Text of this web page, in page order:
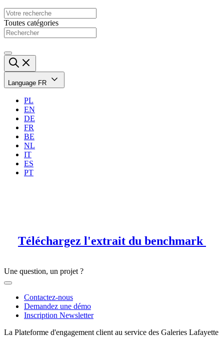
Toutes catégories
Language FR
PL
EN
DE
FR
BE
NL
IT
ES
PT
Téléchargez l'extrait du benchmark
Une question, un projet ?
Contactez-nous
Demandez une démo
Inscription Newsletter
La Plateforme d'engagement client au service des Galeries Lafayette